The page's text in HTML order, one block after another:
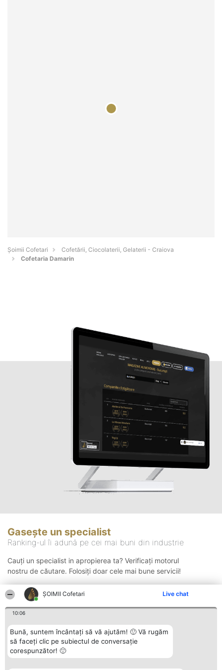
ȘOIMII Cofetari Live chat
10:06
Bună, suntem încântați să vă ajutăm! 🙂 Vă rugăm
să faceți clic pe subiectul de conversație
corespunzător! 🙂
Șoimii Cofetari
Cofetării, Ciocolaterii, Gelaterii - Craiova
Cofetaria Damarin
Gasește un specialist
Ranking-ul îi adună pe cei mai buni din industrie
Cauți un specialist in apropierea ta? Verificați motorul
nostru de căutare. Folosiți doar cele mai bune servicii!